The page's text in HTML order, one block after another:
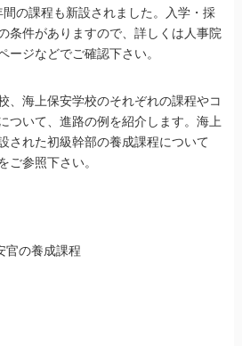
の課程も新設されました。入学・採
条件がありますので、詳しくは人事院
ージなどでご確認下さい。
、海上保安学校のそれぞれの課程やコ
ついて、進路の例を紹介します。海上
された初級幹部の養成課程について
ご参照下さい。
官の養成課程